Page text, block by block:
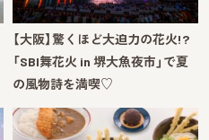
【大阪】驚くほど大迫力の花火!?
「SBI舞花火 in 堺大魚夜市」で夏
の風物詩を満喫♡